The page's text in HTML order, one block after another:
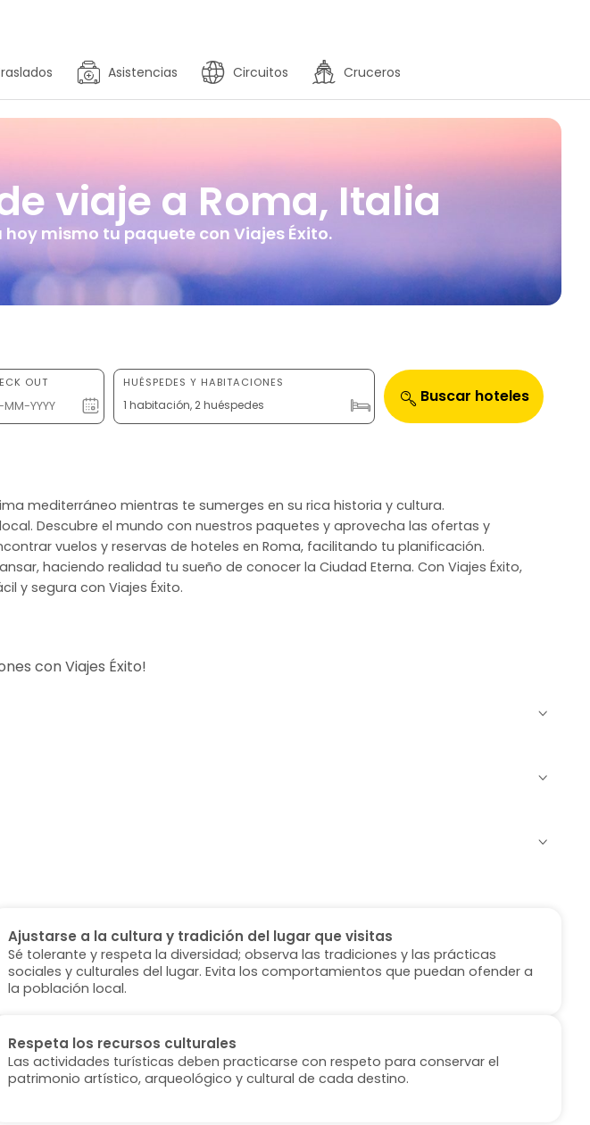
Asistencias Circuitos Cruceros
viaje a Roma, Italia
mismo tu paquete con Viajes Éxito.
OUT HUÉSPEDES Y HABITACIONES
1 habitación, 2 huéspedes Buscar hoteles
mediterráneo mientras te sumerges en su rica historia y cultura.
Descubre el mundo con nuestros paquetes y aprovecha las ofertas y
vuelos y reservas de hoteles en Roma, facilitando tu planificación.
haciendo realidad tu sueño de conocer la Ciudad Eterna. Con Viajes Éxito,
y segura con Viajes Éxito.
con Viajes Éxito!
Ajustarse a la cultura y tradición del lugar que visitas
Sé tolerante y respeta la diversidad; observa las tradiciones y las prácticas
sociales y culturales del lugar. Evita los comportamientos que puedan ofender a
la población local.
Respeta los recursos culturales
Las actividades turísticas deben practicarse con respeto para conservar el
patrimonio artístico, arqueológico y cultural de cada destino.